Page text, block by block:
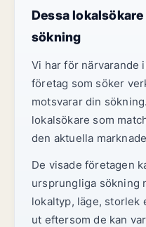
Dessa
sökning
Vi har för närvarande
företag som söker
motsvarar din
lokalsökare som
den aktuella
De visade företagen
ursprungliga sökning
lokaltyp, läge, storlek
ut eftersom de kan